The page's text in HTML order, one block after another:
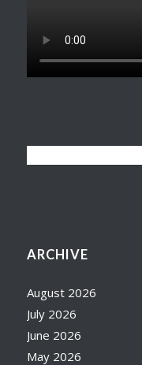
ARCHIVE
August 2026
July 2026
June 2026
May 2026